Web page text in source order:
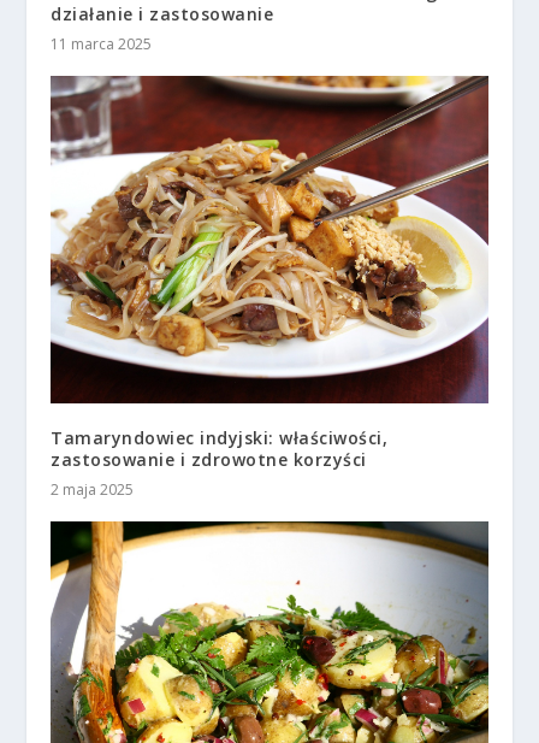
działanie i zastosowanie
11 marca 2025
Tamaryndowiec indyjski: właściwości,
zastosowanie i zdrowotne korzyści
2 maja 2025